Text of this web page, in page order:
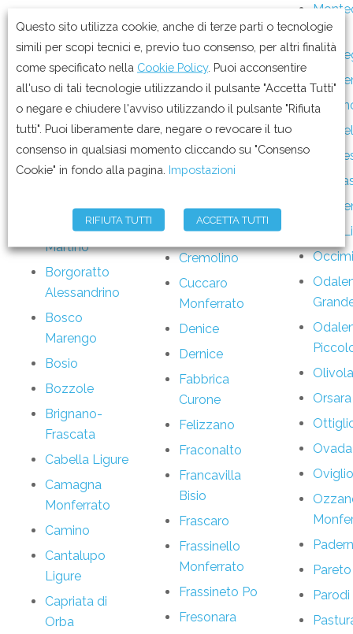
Monferrato
Bergamasco
Berzano di
Tortona
Bistagno
Borgo San
Martino
Borgoratto
Alessandrino
Bosco
Marengo
Bosio
Bozzole
Brignano-
Frascata
Cabella Ligure
Camagna
Monferrato
Camino
Cantalupo
Ligure
Capriata di
Orba
Cella Monte
Cereseto
Cerreto Grue
Cerrina
Monferrato
Coniolo
Costa
Vescovato
Cremolino
Cuccaro
Monferrato
Denice
Dernice
Fabbrica
Curone
Felizzano
Fraconalto
Francavilla
Bisio
Frascaro
Frassinello
Monferrato
Frassineto Po
Fresonara
Acqui
Novi
Olivola
Ovada
Oviglio
Pareto
Questo sito utilizza cookie, anche di terze parti o tecnologie
simili per scopi tecnici e, previo tuo consenso, per altri finalità
come specificato nella Cookie Policy. Puoi acconsentire
all'uso di tali tecnologie utilizzando il pulsante "Accetta Tutti"
o negare e chiudere l'avviso utilizzando il pulsante "Rifiuta
tutti". Puoi liberamente dare, negare o revocare il tuo
consenso in qualsiasi momento cliccando su "Consenso
Cookie" in fondo alla pagina. Impostazioni
RIFIUTA TUTTI ACCETTA TUTTI